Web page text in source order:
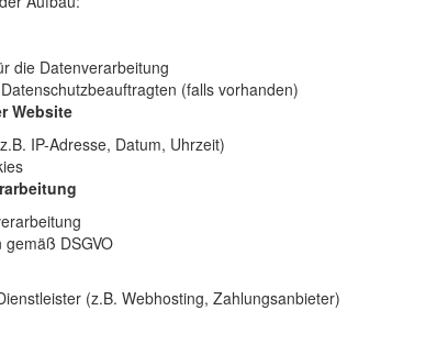
die Datenverarbeitung
(falls vorhanden)
Website
IP-Adresse, Datum, Uhrzeit)
DSGVO
(z.B. Webhosting, Zahlungsanbieter)